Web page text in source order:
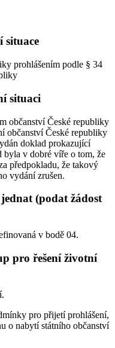
situace
prohlášením podle § 34
situaci
občanství České republiky
občanství České republiky
doklad prokazující
byla v dobré víře o tom, že
předpokladu, že takový
vydání zrušen.
(podat žádost
v bodě 04.
pro řešení životní
pro přijetí prohlášení,
o nabytí státního občanství